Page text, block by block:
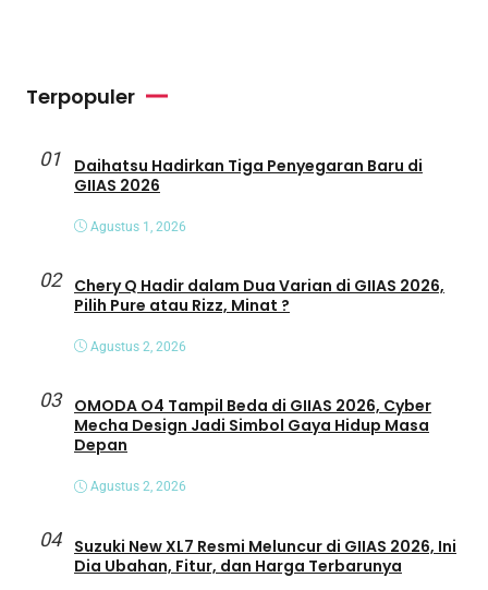
Terpopuler
01
Daihatsu Hadirkan Tiga Penyegaran Baru di
GIIAS 2026
Agustus 1, 2026
02
Chery Q Hadir dalam Dua Varian di GIIAS 2026,
Pilih Pure atau Rizz, Minat ?
Agustus 2, 2026
03
OMODA O4 Tampil Beda di GIIAS 2026, Cyber
Mecha Design Jadi Simbol Gaya Hidup Masa
Depan
Agustus 2, 2026
04
Suzuki New XL7 Resmi Meluncur di GIIAS 2026, Ini
Dia Ubahan, Fitur, dan Harga Terbarunya